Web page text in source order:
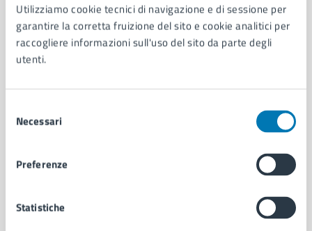
Utilizziamo cookie tecnici di navigazione e di sessione per
garantire la corretta fruizione del sito e cookie analitici per
raccogliere informazioni sull'uso del sito da parte degli
utenti.
delNecessari
Preferenze
Statistiche
AMMINISTRAZIONE
Aree amministrative
Organi di governo
Enti e fondazioni
Politici
Documenti e dati